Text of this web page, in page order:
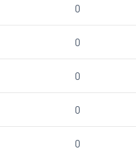
0
0
0
0
0